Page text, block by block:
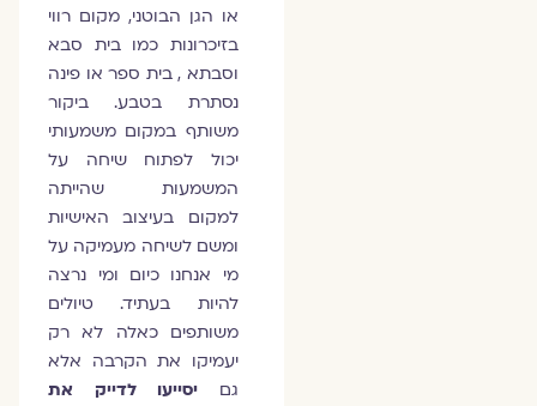
או הגן הבוטני, מקום רווי
בזיכרונות כמו בית סבא
וסבתא , בית ספר או פינה
נסתרת בטבע. ביקור
משותף במקום משמעותי
יכול לפתוח שיחה על
המשמעות שהייתה
למקום בעיצוב האישיות
ומשם לשיחה מעמיקה על
מי אנחנו כיום ומי נרצה
להיות בעתיד. טיולים
משותפים כאלה לא רק
יעמיקו את הקרבה אלא
גם יסייעו לדייק את